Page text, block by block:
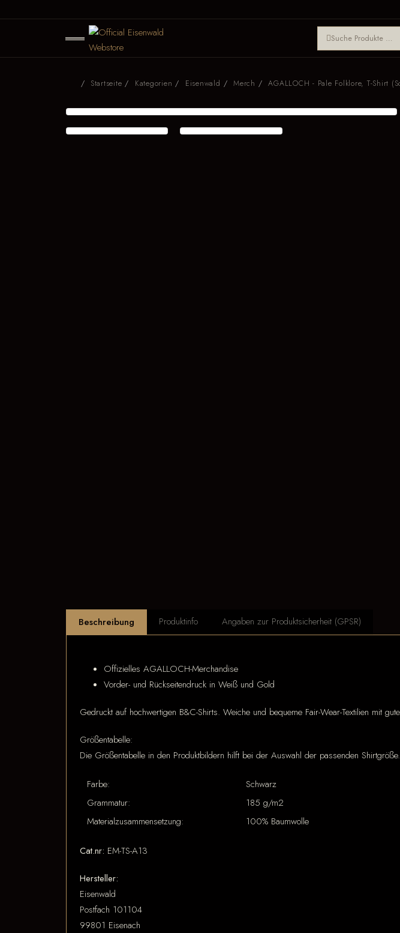
Startseite Kategorien Eisenwald Merch AGALLOCH - Pale Folklore, T-Shirt
Beschreibung Produktinfo Angaben zur Produktsicherheit (GPSR)
Offizielles AGALLOCH-Merchandise
Vorder- und Rückseitendruck in Weiß und Gold
Gedruckt auf hochwertigen B&C-Shirts. Weiche und bequeme Fair-Wear-Textilien mit
Größentabelle:
Die Größentabelle in den Produktbildern hilft bei der Auswahl der passenden Shirtgröße.
Farbe:
Schwarz
Grammatur:
185 g/m2
Materialzusammensetzung:
100% Baumwolle
Cat.nr: EM-TS-A13
Hersteller:
Eisenwald
Postfach 101104
99801 Eisenach